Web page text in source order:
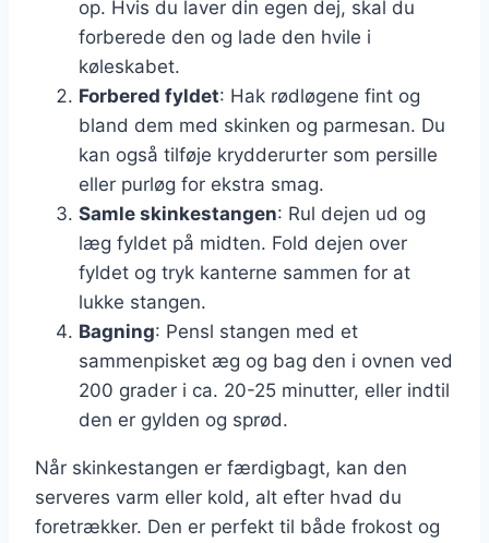
op. Hvis du laver din egen dej, skal du
forberede den og lade den hvile i
køleskabet.
Forbered fyldet: Hak rødløgene fint og
bland dem med skinken og parmesan. Du
kan også tilføje krydderurter som persille
eller purløg for ekstra smag.
Samle skinkestangen: Rul dejen ud og
læg fyldet på midten. Fold dejen over
fyldet og tryk kanterne sammen for at
lukke stangen.
Bagning: Pensl stangen med et
sammenpisket æg og bag den i ovnen ved
200 grader i ca. 20-25 minutter, eller indtil
den er gylden og sprød.
Når skinkestangen er færdigbagt, kan den
serveres varm eller kold, alt efter hvad du
foretrækker. Den er perfekt til både frokost og